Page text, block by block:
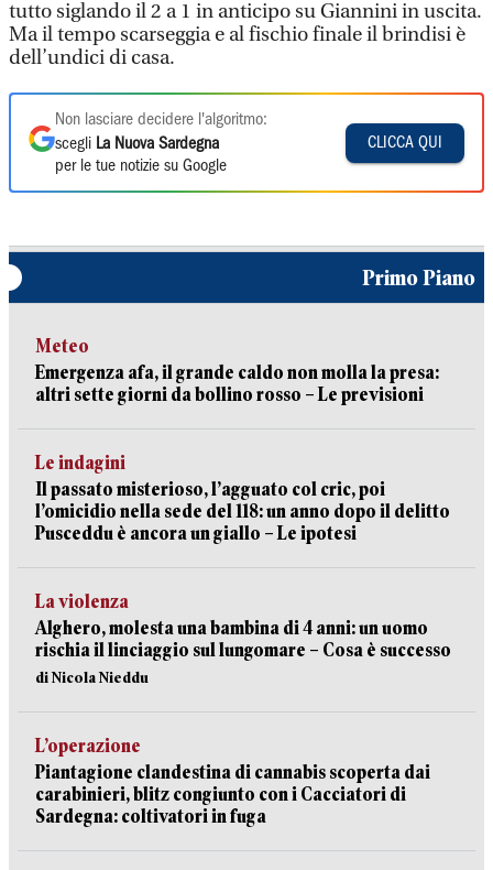
tutto siglando il 2 a 1 in anticipo su Giannini in uscita.
Ma il tempo scarseggia e al fischio finale il brindisi è
dell’undici di casa.
Non lasciare decidere l'algoritmo:
scegli La Nuova Sardegna
per le tue notizie su Google
CLICCA QUI
Primo Piano
Meteo
Emergenza afa, il grande caldo non molla la presa:
altri sette giorni da bollino rosso – Le previsioni
Le indagini
Il passato misterioso, l’agguato col cric, poi
l’omicidio nella sede del 118: un anno dopo il delitto
Pusceddu è ancora un giallo – Le ipotesi
La violenza
Alghero, molesta una bambina di 4 anni: un uomo
rischia il linciaggio sul lungomare – Cosa è successo
di Nicola Nieddu
L’operazione
Piantagione clandestina di cannabis scoperta dai
carabinieri, blitz congiunto con i Cacciatori di
Sardegna: coltivatori in fuga